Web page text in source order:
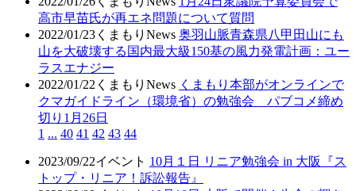
高市早苗氏が再エネ問題について質問
2022/01/23 くまもりNews 奥羽山脈青森県八甲田山にも
山を大破壊する国内最大級150基の風力発電計画：ユー
ラスエナジー
2022/01/22 くまもりNews くまもり本部がオンラインで
クマガイドライン（環境省）の勉強会 パブコメ締め
切り1月26日
1 ... 40 41 42 43 44
2023/09/22イベント 10月１日 リニア勉強会 in 大阪『ス
トップ・リニア！訴訟報告』